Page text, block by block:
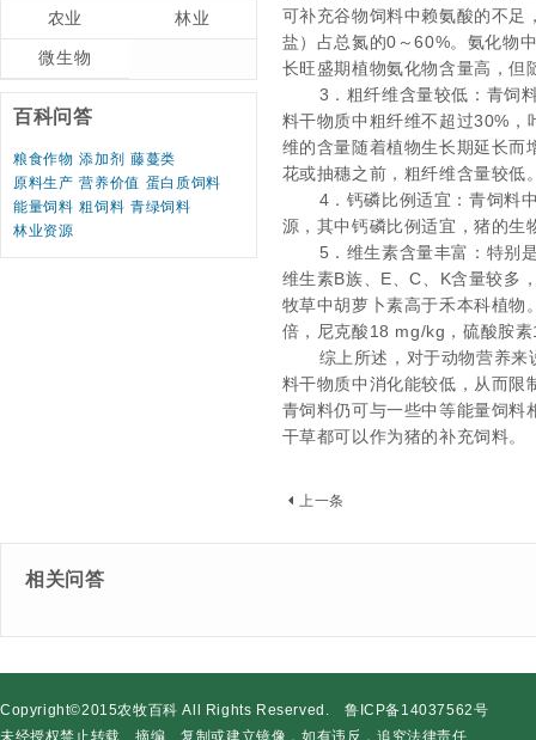
农业 林业
微生物
百科问答
粮食作物 添加剂 藤蔓类
原料生产 营养价值 蛋白质饲料
能量饲料 粗饲料 青绿饲料
林业资源
可补充谷物饲料中赖氨酸的不足
盐）占总氮的0 ～60%。氨化物
长旺盛期植物氨化物含量高，但
3 ．粗纤维含量较低：青饲
料干物质中粗纤维不超过30%
维的含量随着植物生长期延长而
花或抽穗之前，粗纤维含量较低
4 ．钙磷比例适宜：青饲料
源，其中钙磷比例适宜，猪的生
5 ．维生素含量丰富：特别
维生素B族、 E 、C K含量较多
牧草中胡萝卜素高于禾本科植物
倍，尼克酸18 mg/kg ，硫酸胺素
综上所述，对于动物营养
料干物质中消化能较低，从而限
青饲料仍可与一些中等能量饲料
干草都可以作为猪的补充饲料。
上一条
相关问答
Copyright©2015农牧百科 All Rights Reserved. 鲁ICP备14037562号
未经授权禁止转载、摘编、复制或建立镜像，如有违反，追究法律责任